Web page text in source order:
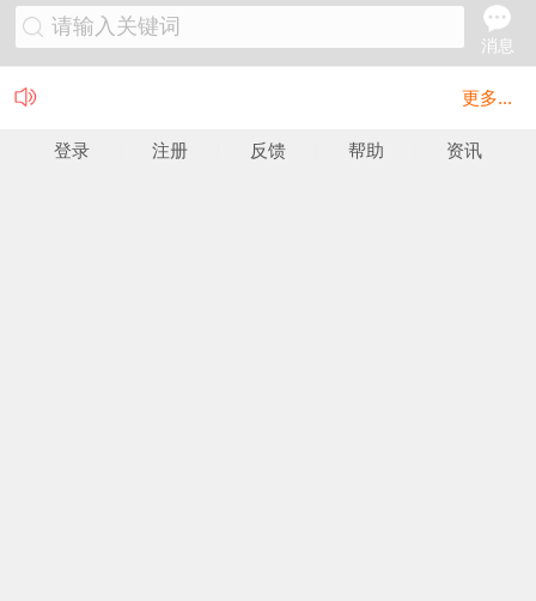
请输入关键词
消息
更多...
登录 注册 反馈 帮助 资讯